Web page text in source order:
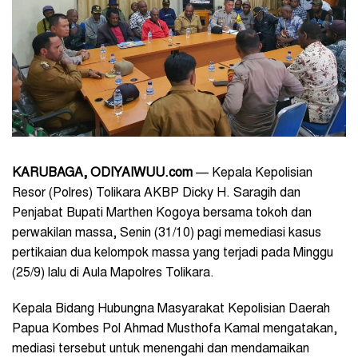
KARUBAGA, ODIYAIWUU.com — Kepala Kepolisian
Resor (Polres) Tolikara AKBP Dicky H. Saragih dan
Penjabat Bupati Marthen Kogoya bersama tokoh dan
perwakilan massa, Senin (31/10) pagi memediasi kasus
pertikaian dua kelompok massa yang terjadi pada Minggu
(25/9) lalu di Aula Mapolres Tolikara.
Kepala Bidang Hubungna Masyarakat Kepolisian Daerah
Papua Kombes Pol Ahmad Musthofa Kamal mengatakan,
mediasi tersebut untuk menengahi dan mendamaikan